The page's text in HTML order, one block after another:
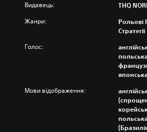
Видавець: THQ
Жанри:
Рольові
Стратегії
Голос:
Мови відображення: